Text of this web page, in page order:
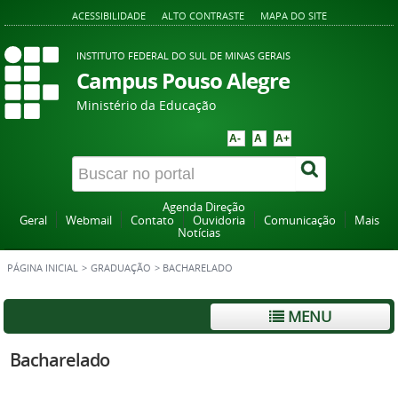
ACESSIBILIDADE ALTO CONTRASTE MAPA DO SITE
INSTITUTO FEDERAL DO SUL DE MINAS GERAIS
Campus Pouso Alegre
Ministério da Educação
A- A A+
Agenda Direção
Geral
Webmail Contato Ouvidoria Comunicação
Mais
Notícias
PÁGINA INICIAL > GRADUAÇÃO > BACHARELADO
MENU
Bacharelado